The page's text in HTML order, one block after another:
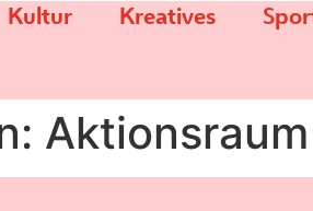
Kultur Kreatives